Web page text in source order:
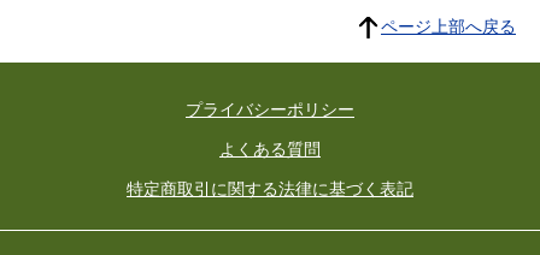
ページ上部へ戻る
プライバシーポリシー
よくある質問
特定商取引に関する法律に基づく表記